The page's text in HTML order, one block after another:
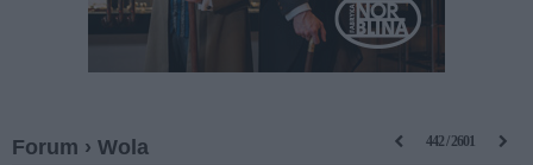
Forum › Wola 442 / 2601